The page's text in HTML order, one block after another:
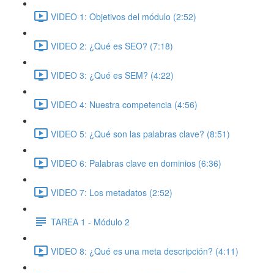
VIDEO 1: Objetivos del módulo (2:52)
VIDEO 2: ¿Qué es SEO? (7:18)
VIDEO 3: ¿Qué es SEM? (4:22)
VIDEO 4: Nuestra competencia (4:56)
VIDEO 5: ¿Qué son las palabras clave? (8:51)
VIDEO 6: Palabras clave en dominios (6:36)
VIDEO 7: Los metadatos (2:52)
TAREA 1 - Módulo 2
VIDEO 8: ¿Qué es una meta descripción? (4:11)